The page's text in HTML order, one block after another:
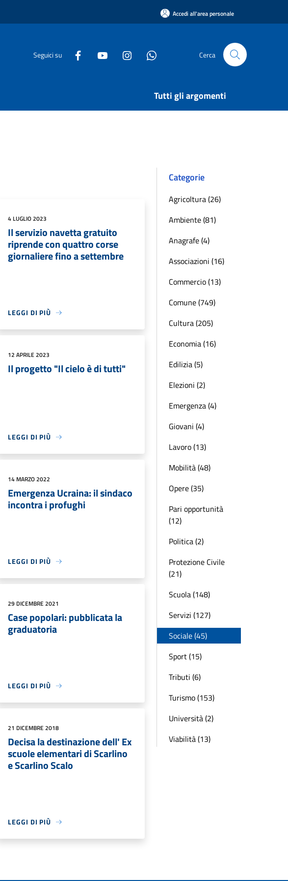
Accedi all'area personale
Seguici su Cerca
Tutti gli argomenti
4 LUGLIO 2023
Il servizio navetta gratuito
riprende con quattro corse
giornaliere fino a settembre
LEGGI DI PIÙ
12 APRILE 2023
Il progetto "Il cielo è di tutti"
LEGGI DI PIÙ
14 MARZO 2022
Emergenza Ucraina: il sindaco
incontra i profughi
LEGGI DI PIÙ
29 DICEMBRE 2021
Case popolari: pubblicata la
graduatoria
LEGGI DI PIÙ
21 DICEMBRE 2018
Decisa la destinazione dell' Ex
scuole elementari di Scarlino
e Scarlino Scalo
LEGGI DI PIÙ
Categorie
Agricoltura (26)
Ambiente (81)
Anagrafe (4)
Associazioni (16)
Commercio (13)
Comune (749)
Cultura (205)
Economia (16)
Edilizia (5)
Elezioni (2)
Emergenza (4)
Giovani (4)
Lavoro (13)
Mobilità (48)
Opere (35)
Pari opportunità
(12)
Politica (2)
Protezione Civile
(21)
Scuola (148)
Servizi (127)
Sociale (45)
Sport (15)
Tributi (6)
Turismo (153)
Università (2)
Viabilità (13)